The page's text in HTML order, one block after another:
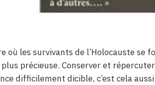
où les survivants de l’Holocauste
précieuse. Conserver et
difficilement dicible, c’est cela